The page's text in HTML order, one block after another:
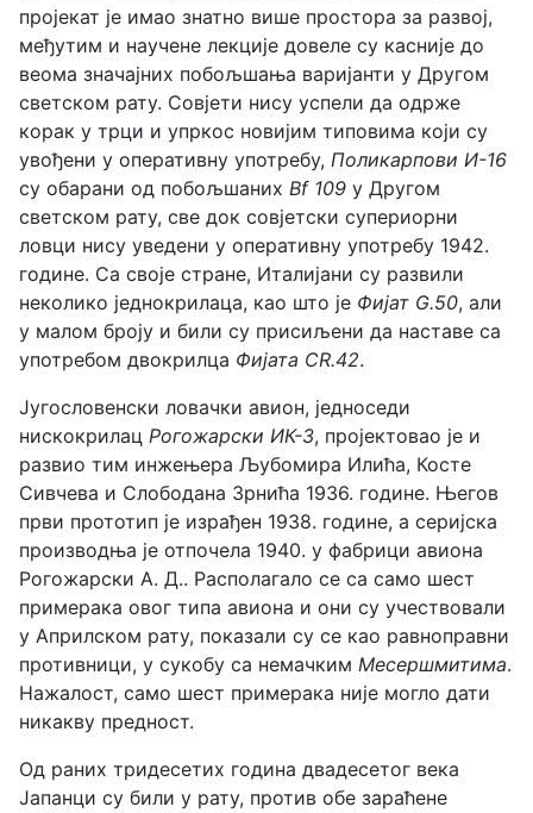
пројекат је имао знатно више простора за развој,
међутим и научене лекције довеле су касније до
веома значајних побољшања варијанти у Другом
светском рату. Совјети нису успели да одрже
корак у трци и упркос новијим типовима који су
увођени у оперативну употребу, Поликарпови И-16
су обарани од побољшаних Bf 109 у Другом
светском рату, све док совјетски супериорни
ловци нису уведени у оперативну употребу 1942.
године. Са своје стране, Италијани су развили
неколико једнокрилаца, као што је Фијат G.50, али
у малом броју и били су присиљени да наставе са
употребом двокрилца Фијата CR.42.
Југословенски ловачки авион, једноседи
нискокрилац Рогожарски ИК-3, пројектовао je и
развио тим инжењера Љубомира Илића, Косте
Сивчева и Слободана Зрнића 1936. године. Његов
први прототип је израђен 1938. године, а серијска
производња је отпочела 1940. у фабрици авиона
Рогожарски А. Д.. Располагало се са само шест
примерака овог типа авиона и они су учествовали
у Априлском рату, показали су се као равноправни
противници, у сукобу са немачким Месершмитима.
Нажалост, само шест примерака није могло дати
никакву предност.
Од раних тридесетих година двадесетог века
Јапанци су били у рату, против обе зараћене